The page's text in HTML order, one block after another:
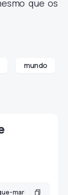
que os
mundo